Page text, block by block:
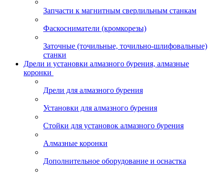
Запчасти к магнитным сверлильным станкам
Фаскосниматели (кромкорезы)
Заточные (точильные, точильно-шлифовальные)
станки
Дрели и установки алмазного бурения, алмазные
коронки
Дрели для алмазного бурения
Установки для алмазного бурения
Стойки для установок алмазного бурения
Алмазные коронки
Дополнительное оборудование и оснастка